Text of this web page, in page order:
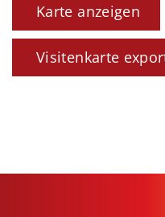
Karte anzeigen
Visitenkarte